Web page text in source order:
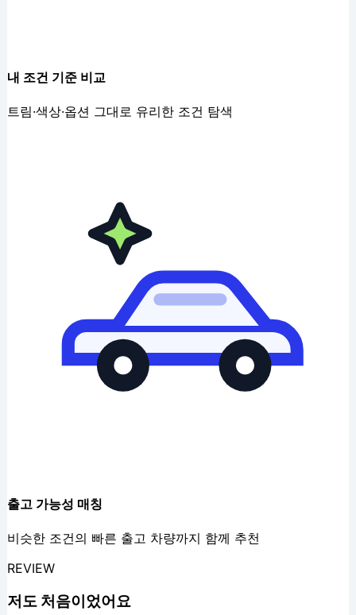
내 조건 기준 비교
트림·색상·옵션 그대로 유리한 조건 탐색
출고 가능성 매칭
비슷한 조건의 빠른 출고 차량까지 함께 추천
REVIEW
저도 처음이었어요